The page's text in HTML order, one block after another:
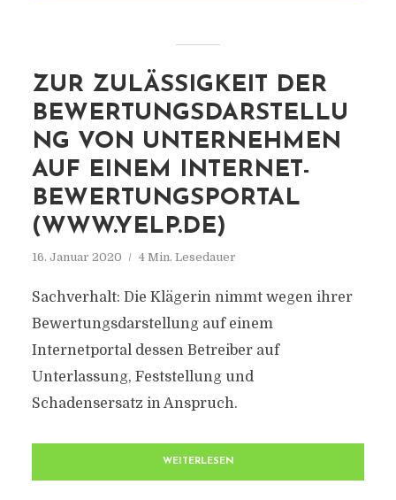
ZUR ZULÄSSIGKEIT DER
BEWERTUNGSDARSTELLU
NG VON UNTERNEHMEN
AUF EINEM INTERNET-
BEWERTUNGSPORTAL
(WWW.YELP.DE)
16. Januar 2020 4 Min. Lesedauer
Sachverhalt: Die Klägerin nimmt wegen ihrer
Bewertungsdarstellung auf einem
Internetportal dessen Betreiber auf
Unterlassung, Feststellung und
Schadensersatz in Anspruch.
WEITERLESEN